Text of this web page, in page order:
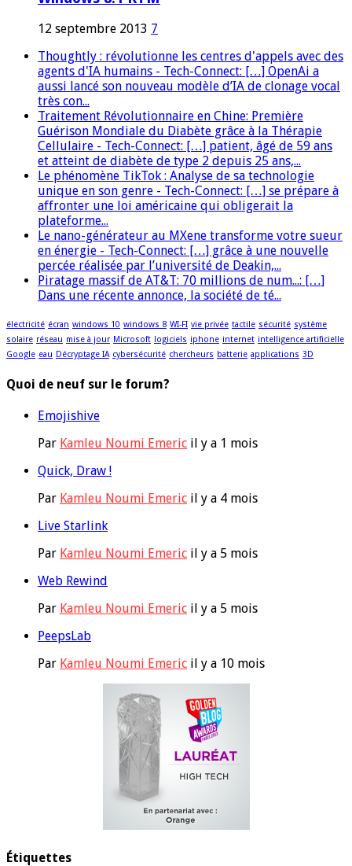
12 septembre 2013 7
Thoughtly : révolutionne les centres d'appels avec des
agents d'IA humains - Tech-Connect: […] OpenAi a
aussi lancé son nouveau modèle d’IA de clonage vocal
très con...
Traitement Révolutionnaire en Chine: Première
Guérison Mondiale du Diabète grâce à la Thérapie
Cellulaire - Tech-Connect: […] patient, âgé de 59 ans
et atteint de diabète de type 2 depuis 25 ans,...
Le phénomène TikTok : Analyse de sa technologie
unique en son genre - Tech-Connect: […] se prépare à
affronter une loi américaine qui obligerait la
plateforme...
Le nano-générateur au MXene transforme votre sueur
en énergie - Tech-Connect: […] grâce à une nouvelle
percée réalisée par l’université de Deakin,...
Piratage massif de AT&T: 70 millions de num...: […]
Dans une récente annonce, la société de té...
électricité écran windows 10 windows 8 WI-FI vie privée tactile sécurité système
solaire réseau mise à jour Microsoft logiciels iphone internet intelligence artificielle
Google eau Décryptage IA cybersécurité chercheurs batterie applications 3D
Quoi de neuf sur le forum?
Emojishive
Par Kamleu Noumi Emeric il y a 1 mois
Quick, Draw !
Par Kamleu Noumi Emeric il y a 4 mois
Live Starlink
Par Kamleu Noumi Emeric il y a 5 mois
Web Rewind
Par Kamleu Noumi Emeric il y a 5 mois
PeepsLab
Par Kamleu Noumi Emeric il y a 10 mois
Étiquettes